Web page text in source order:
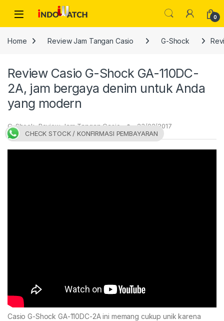
Open 0
Home Review Jam Tangan Casio G-Shock
Review Casio G-Shock GA-110DC-
2A, jam bergaya denim untuk Anda
yang modern
G-Shock,Review Jam Tangan Casio 23/02/2017
Casio G-Shock GA-110DC-2A ini memang cukup unik karena
CHECK STOCK / KONFIRMASI PEMBAYARAN